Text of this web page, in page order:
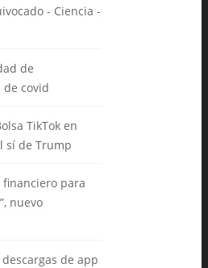
- Ciencia -
de
covid
TikTok en
sí de Trump
financiero para
nuevo
de app